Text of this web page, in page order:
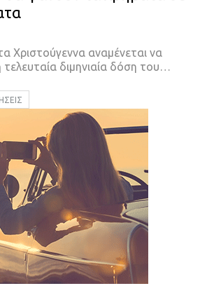
Χριστούγεννα αναμένεται να
διμηνιαία δόση του…